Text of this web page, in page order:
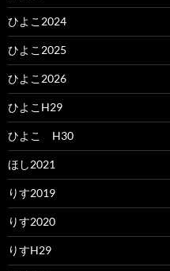
ひよこ2024
ひよこ2025
ひよこ2026
ひよこH29
ひよこ H30
ほし2021
りす2019
りす2020
りすH29